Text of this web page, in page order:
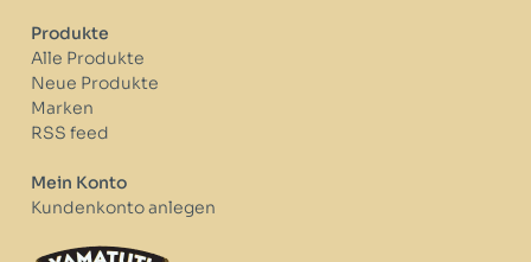
Produkte
Alle Produkte
Neue Produkte
Marken
RSS feed
Mein Konto
Kundenkonto anlegen